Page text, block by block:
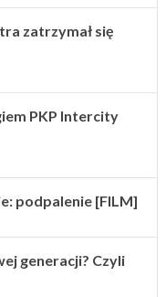
zatrzymał się
PKP Intercity
podpalenie [FILM]
generacji? Czyli